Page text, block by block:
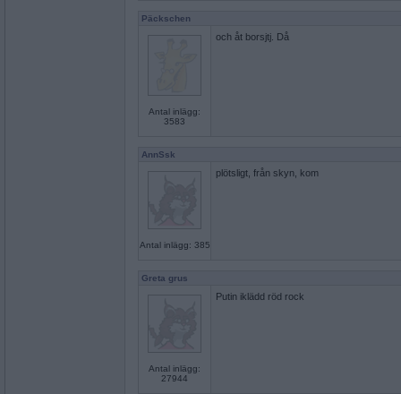
Päckschen
Antal inlägg:
3583
och åt borsjtj. Då
AnnSsk
Antal inlägg: 385
plötsligt, från skyn, kom
Greta grus
Antal inlägg:
27944
Putin iklädd röd rock